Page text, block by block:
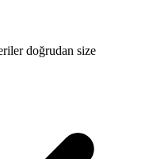
doğrudan size